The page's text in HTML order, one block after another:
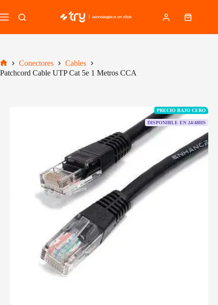
al
contenido
Carro
Inicio
Conectores
Cables
Patchcord Cable UTP Cat 5e 1 Metros CCA
PRECIO BAJO CERO
DISPONIBLE EN 24/48HS